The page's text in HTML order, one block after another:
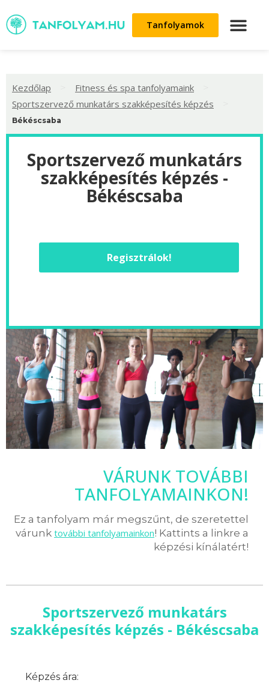
Tanfolyamok
Kezdőlap Fitness és spa tanfolyamaink
Sportszervező munkatárs szakképesítés képzés
Békéscsaba
Sportszervező munkatárs
szakképesítés képzés -
Békéscsaba
Regisztrálok!
VÁRUNK TOVÁBBI
TANFOLYAMAINKON!
Ez a tanfolyam már megszűnt, de szeretettel
várunk további tanfolyamainkon! Kattints a linkre a
képzési kínálatért!
Sportszervező munkatárs
szakképesítés képzés - Békéscsaba
Képzés ára: